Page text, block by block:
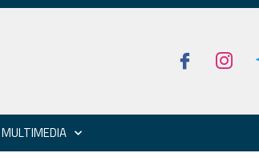
MULTIMEDIA